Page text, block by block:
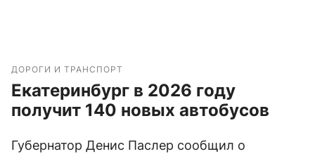
ДОРОГИ И ТРАНСПОРТ
Екатеринбург в 2026 году
получит 140 новых автобусов
Губернатор Денис Паслер сообщил о